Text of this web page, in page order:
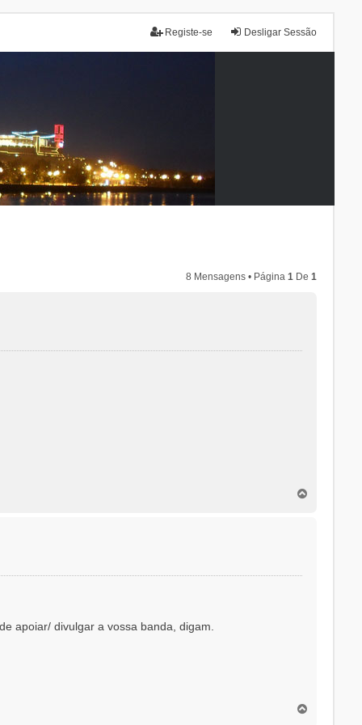
Desligar Sessão
Registe-se
8 Mensagens • Página1 De1
apoiar/ divulgar a vossa banda, digam.